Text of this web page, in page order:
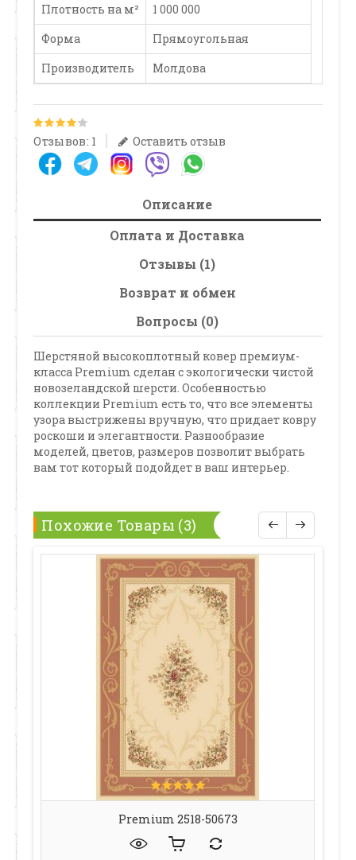
Плотность на м²
1 000 000
Форма
Прямоугольная
Производитель
Молдова
Отзывов: 1 Оставить отзыв
Описание
Оплата и Доставка
Отзывы (1)
Возврат и обмен
Вопросы (0)
Шерстяной высокоплотный ковер премиум-
класса Premium сделан с экологически чистой
новозеландской шерсти. Особенностью
коллекции Premium есть то, что все элементы
узора выстрижены вручную, что придает ковру
роскоши и элегантности. Разнообразие
моделей, цветов, размеров позволит выбрать
вам тот который подойдет в ваш интерьер.
Похожие Товары (3)
Premium 2518-50673